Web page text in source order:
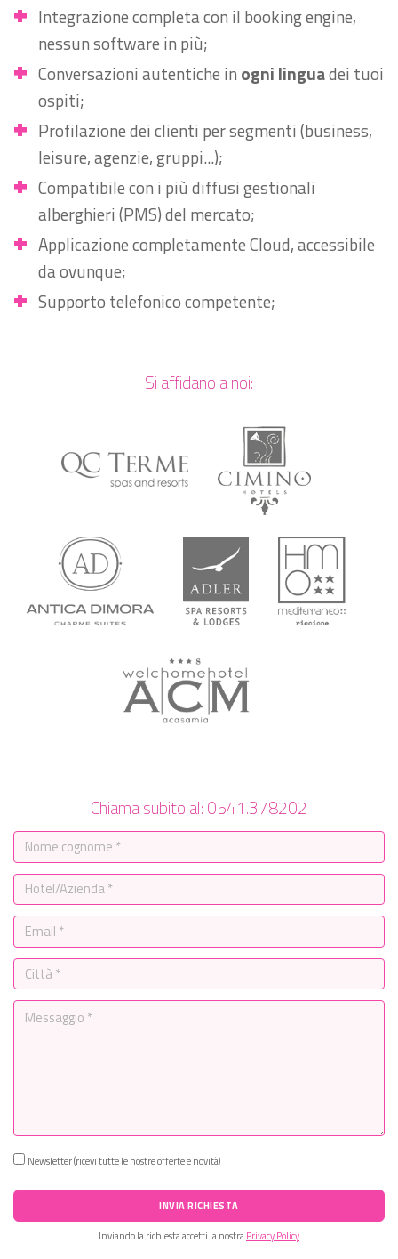
Integrazione completa con il booking engine,
nessun software in più;
Conversazioni autentiche in ogni linguadei tuoi
ospiti;
Profilazione dei clienti per segmenti (business,
leisure, agenzie, gruppi...);
Compatibile con i più diffusi gestionali
alberghieri (PMS) del mercato;
Applicazione completamente Cloud, accessibile
da ovunque;
Supporto telefonico competente;
Si affidano a noi:
Chiama subito al: 0541.378202
Newsletter (ricevi tutte le nostre offerte e novità)
INVIA RICHIESTA
Inviando la richiesta accetti la nostraPrivacy Policy